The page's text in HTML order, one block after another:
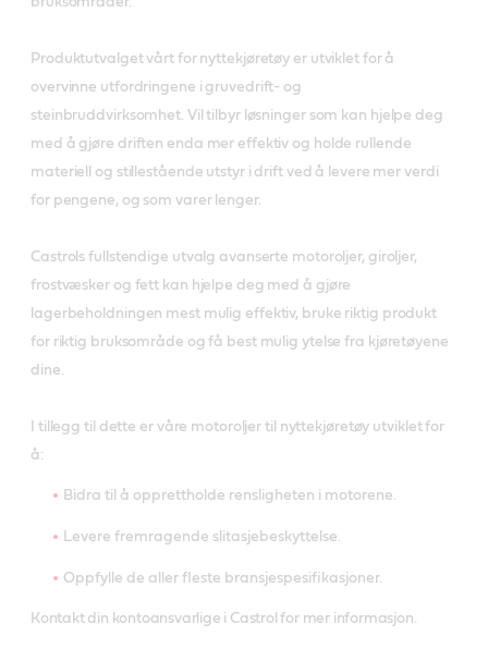
Produktutvalget vårt for nyttekjøretøy er utviklet for å
overvinne utfordringene i gruvedrift- og
steinbruddvirksomhet. Vil tilbyr løsninger som kan hjelpe deg
med å gjøre driften enda mer effektiv og holde rullende
materiell og stillestående utstyr i drift ved å levere mer verdi
for pengene, og som varer lenger.
Castrols fullstendige utvalg avanserte motoroljer, giroljer,
frostvæsker og fett kan hjelpe deg med å gjøre
lagerbeholdningen mest mulig effektiv, bruke riktig produkt
for riktig bruksområde og få best mulig ytelse fra kjøretøyene
dine.
I tillegg til dette er våre motoroljer til nyttekjøretøy utviklet for
å:
Bidra til å opprettholde rensligheten i motorene.
Levere fremragende slitasjebeskyttelse.
Oppfylle de aller fleste bransjespesifikasjoner.
Kontakt din kontoansvarlige i Castrol for mer informasjon.